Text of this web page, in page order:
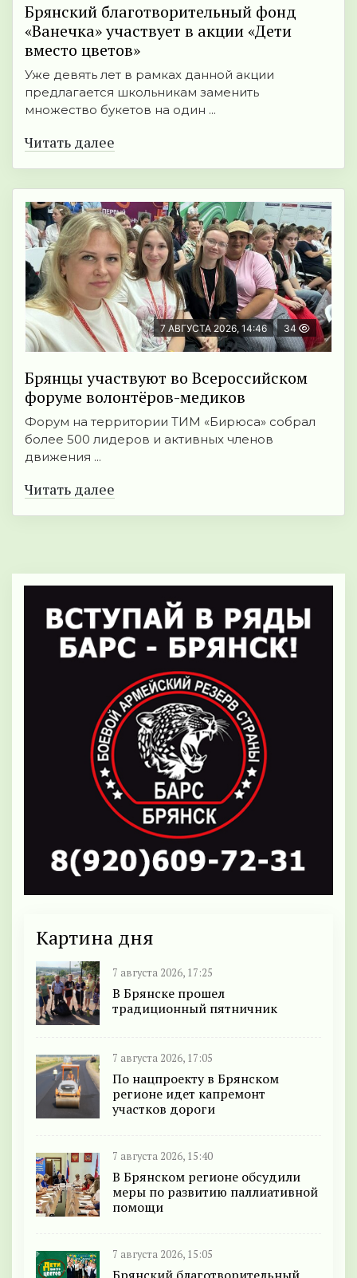
Брянский благотворительный фонд
«Ванечка» участвует в акции «Дети
вместо цветов»
Уже девять лет в рамках данной акции
предлагается школьникам заменить
множество букетов на один ...
Читать далее
7 АВГУСТА 2026, 14:46 34
Брянцы участвуют во Всероссийском
форуме волонтёров-медиков
Форум на территории ТИМ «Бирюса» собрал
более 500 лидеров и активных членов
движения ...
Читать далее
Картина дня
7 августа 2026, 17:25
В Брянске прошел
традиционный пятничник
7 августа 2026, 17:05
По нацпроекту в Брянском
регионе идет капремонт
участков дороги
7 августа 2026, 15:40
В Брянском регионе обсудили
меры по развитию паллиативной
помощи
7 августа 2026, 15:05